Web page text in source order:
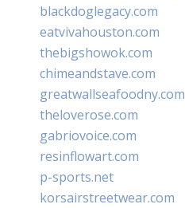
blackdoglegacy.com
eatvivahouston.com
thebigshowok.com
chimeandstave.com
greatwallseafoodny.com
theloverose.com
gabriovoice.com
resinflowart.com
p-sports.net
korsairstreetwear.com